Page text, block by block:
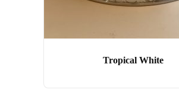
Tropical White